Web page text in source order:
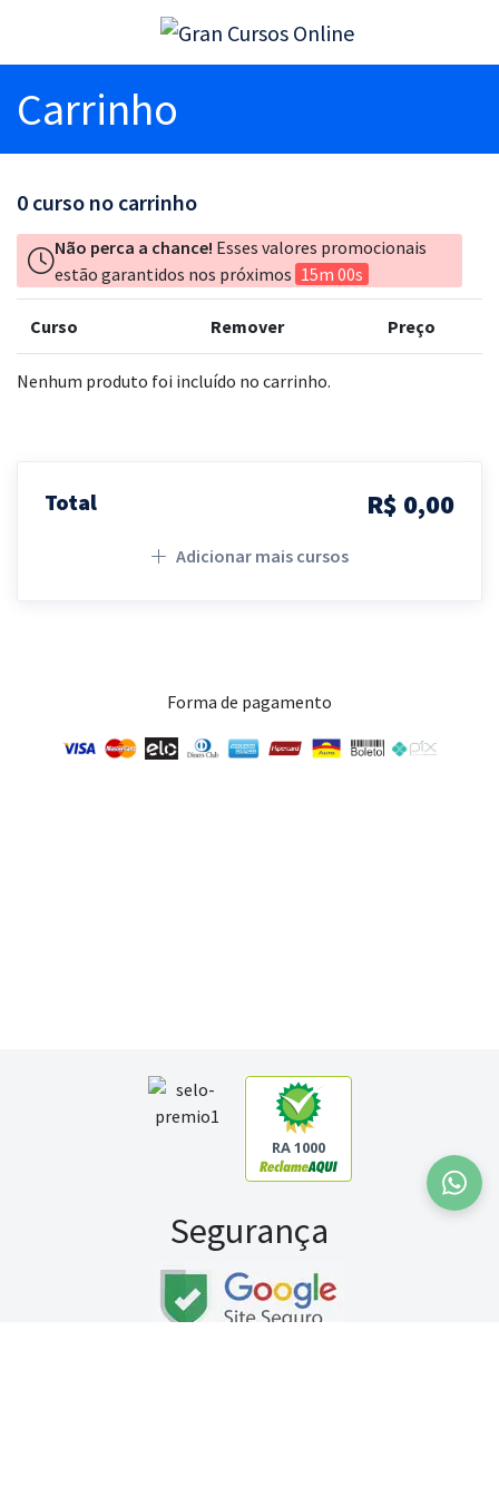
Carrinho
0 curso no carrinho
Não perca a chance! Esses valores promocionais
estão garantidos nos próximos 15m 00s
Curso Remover Preço
Nenhum produto foi incluído no carrinho.
Total R$ 0,00
Adicionar mais cursos
Forma de pagamento
RA 1000
Segurança